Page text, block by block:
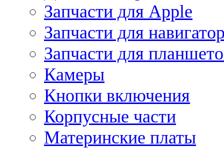
Запчасти для Apple
Запчасти для
Запчасти для
Камеры
Кнопки включения
Корпусные части
Материнские платы